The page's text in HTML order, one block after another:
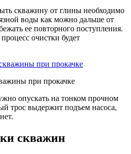
скважину от глины необходимо
воды как можно дальше от
ее повторного поступления.
очистки будет
при прокачке
опускать на тонком прочном
трос выдержит подъем насоса,
скважин